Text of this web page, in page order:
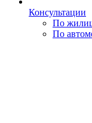
Консультации
По
По